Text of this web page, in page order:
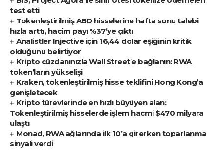
test etti
Tokenleştirilmiş ABD hisselerine hafta sonu talebi
hızla arttı, hacim payı %37’ye çıktı
Analistler Injective için 16,44 dolar eşiğinin kritik
olduğunu belirtiyor
Kripto cüzdanınızla Wall Street’e bağlanın: RWA
token’ların yükselişi
Kraken, tokenleştirilmiş hisse teklifini Hong Kong’a
genişletecek
Kripto türevlerinde en hızlı büyüyen alan:
Tokenleştirilmiş hisselerde işlem hacmi $470 milyara
ulaştı
Monad, RWA ağlarında ilk 10’a girerken toparlanma
sinyali verdi